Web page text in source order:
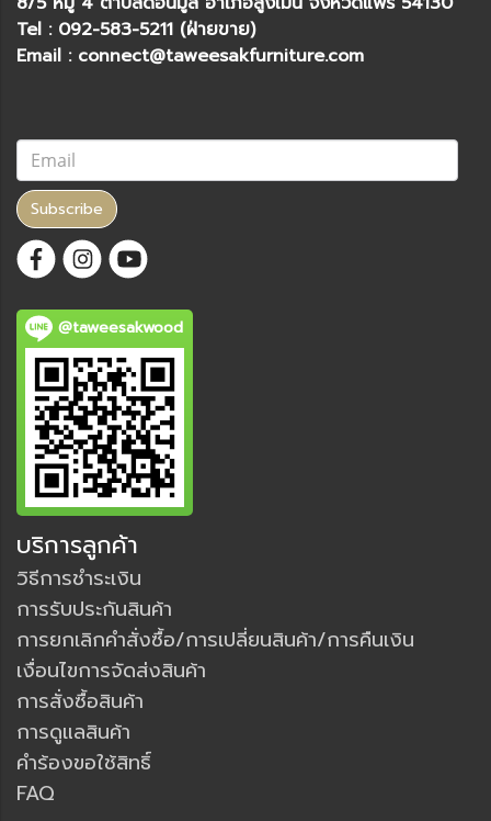
Tel : 092-583-5211 (ฝ่ายขาย)
Email : connect@taweesakfurniture.com
Subscribe
@taweesakwood
บริการลูกค้า
วิธีการชำระเงิน
การรับประกันสินค้า
การยกเลิกคำสั่งซื้อ/การเปลี่ยนสินค้า/การคืนเงิน
เงื่อนไขการจัดส่งสินค้า
การสั่งซื้อสินค้า
การดูแลสินค้า
คำร้องขอใช้สิทธิ์
FAQ